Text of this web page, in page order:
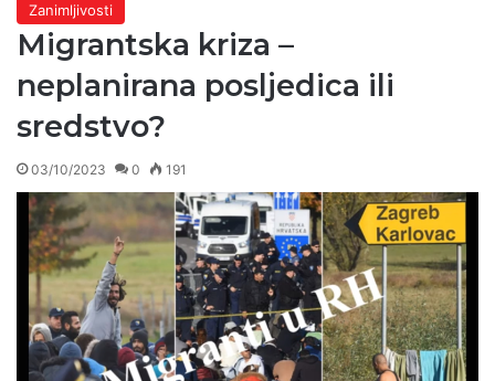
Zanimljivosti
Migrantska kriza –
neplanirana posljedica ili
sredstvo?
03/10/2023 0 191